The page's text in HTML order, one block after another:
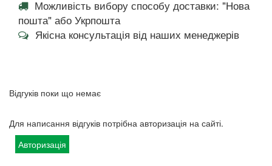
Можливість вибору способу доставки: "Нова
пошта" або Укрпошта
Якісна консультація від наших менеджерів
Відгуків поки що немає
Для написання відгуків потрібна авторизація на сайті.
Авторизація